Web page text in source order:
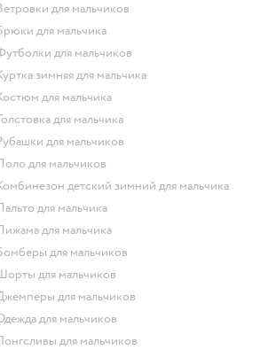
Ветровки для мальчиков
Брюки для мальчика
Футболки для мальчиков
Куртка зимняя для мальчика
Костюм для мальчика
Толстовка для мальчика
Рубашки для мальчиков
Поло для мальчиков
Комбинезон детский зимний для мальчика
Пальто для мальчика
Пижама для мальчика
Бомберы для мальчиков
Шорты для мальчиков
Джемперы для мальчиков
Одежда для мальчиков
Лонгсливы для мальчиков